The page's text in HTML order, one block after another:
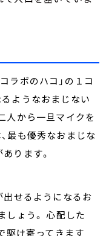
ラボのハコ」の１コ
ようなおまじない
人から一旦マイクを
最も優秀なおまじな
ります。
せるようになるお
しょう。 心配した
駆け寄ってきます